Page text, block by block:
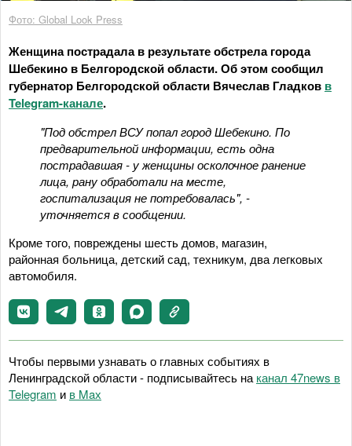
Фото: Global Look Press
Женщина пострадала в результате обстрела города
Шебекино в Белгородской области. Об этом сообщил
губернатор Белгородской области Вячеслав Гладков в
Telegram-канале.
"Под обстрел ВСУ попал город Шебекино. По
предварительной информации, есть одна
пострадавшая - у женщины осколочное ранение
лица, рану обработали на месте,
госпитализация не потребовалась", -
уточняется в сообщении.
Кроме того, повреждены шесть домов, магазин,
районная больница, детский сад, техникум, два легковых
автомобиля.
Чтобы первыми узнавать о главных событиях в
Ленинградской области - подписывайтесь на канал 47news в
Telegram и в Maх